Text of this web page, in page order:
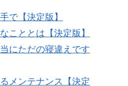
で【決定版】
こととは【決定版】
にただの寝違えです
メンテナンス【決定